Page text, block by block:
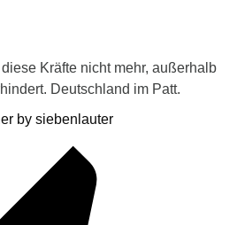
Kräfte nicht mehr, außerhalb
Deutschland im Patt.
by siebenlauter